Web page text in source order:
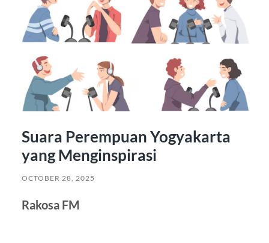
Suara Perempuan Yogyakarta
yang Menginspirasi
OCTOBER 28, 2025
Rakosa FM